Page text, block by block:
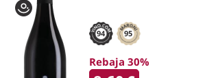
94 95
Rebaja 30%